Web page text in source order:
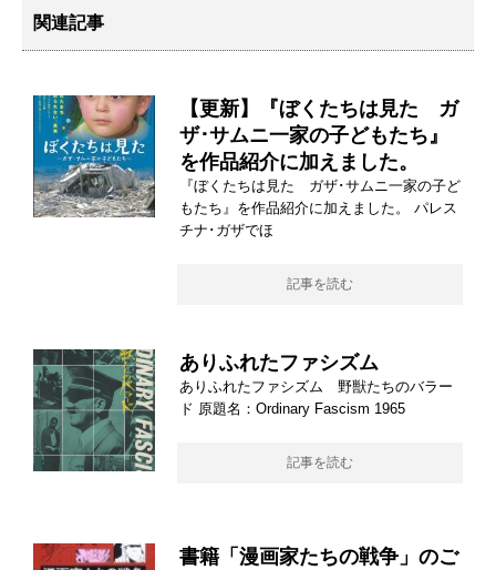
関連記事
【更新】『ぼくたちは見た ガ
ザ･サムニ一家の子どもたち』
を作品紹介に加えました。
『ぼくたちは見た ガザ･サムニ一家の子ど
もたち』を作品紹介に加えました。 パレス
チナ･ガザでほ
記事を読む
ありふれたファシズム
ありふれたファシズム 野獣たちのバラー
ド 原題名：Ordinary Fascism 1965
記事を読む
書籍「漫画家たちの戦争」のご